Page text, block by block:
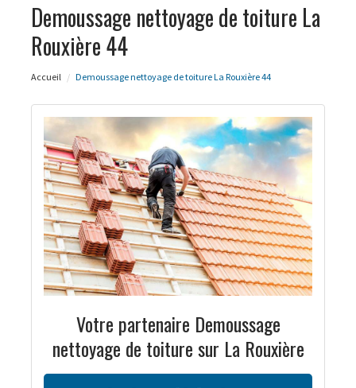
Demoussage nettoyage de toiture La
Rouxière 44
Accueil Demoussage nettoyage de toiture La Rouxière 44
Votre partenaire Demoussage
nettoyage de toiture sur La Rouxière